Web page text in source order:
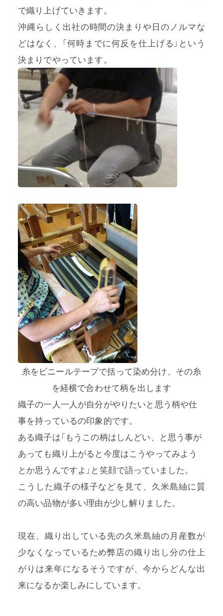
で織り上げていきます。
沖縄らしく出社の時間の決まりや日のノルマな
どはなく、「何時までに何反を仕上げる」という
決まりでやっています。
糸をビニールテープで括って染め分け、その糸
を経横で合わせて柄を出します
織子の一人一人が自分がやりたいと思う柄や仕
事を持っているの印象的です。
ある織子は「もうこの柄はしんどい、と思う事が
あっても織り上がると今度はこうやってみよう
とか思うんですよ」と笑顔で語っていました。
こうした織子の様子などを見て、久米島紬に質
の高い品物が多い理由が少し解りました。
現在、織り出している先の久米島紬の月産数が
少なくなっているため弊店の織り出し分の仕上
がりは来年になるそうですが、今からどんな出
来になるか楽しみにしています。